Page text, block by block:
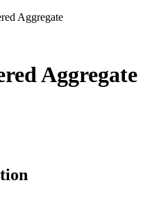
Aggregate
Aggregate